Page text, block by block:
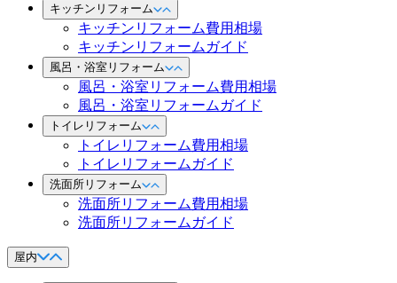
キッチンリフォーム
キッチンリフォーム費用相場
キッチンリフォームガイド
風呂・浴室リフォーム
風呂・浴室リフォーム費用相場
風呂・浴室リフォームガイド
トイレリフォーム
トイレリフォーム費用相場
トイレリフォームガイド
洗面所リフォーム
洗面所リフォーム費用相場
洗面所リフォームガイド
屋内